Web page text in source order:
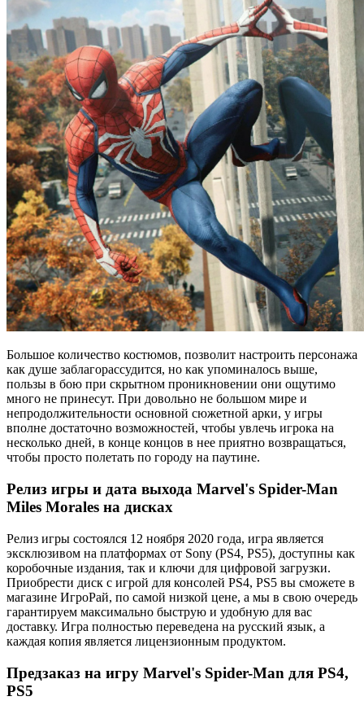
Большое количество костюмов, позволит настроить персонажа
как душе заблагорассудится, но как упоминалось выше,
пользы в бою при скрытном проникновении они ощутимо
много не принесут. При довольно не большом мире и
непродолжительности основной сюжетной арки, у игры
вполне достаточно возможностей, чтобы увлечь игрока на
несколько дней, в конце концов в нее приятно возвращаться,
чтобы просто полетать по городу на паутине.
Релиз игры и дата выхода Marvel's Spider-Man
Miles Morales на дисках
Релиз игры состоялся 12 ноября 2020 года, игра является
эксклюзивом на платформах от Sony (PS4, PS5), доступны как
коробочные издания, так и ключи для цифровой загрузки.
Приобрести диск с игрой для консолей PS4, PS5 вы сможете в
магазине ИгроРай, по самой низкой цене, а мы в свою очередь
гарантируем максимально быструю и удобную для вас
доставку. Игра полностью переведена на русский язык, а
каждая копия является лицензионным продуктом.
Предзаказ на игру Marvel's Spider-Man для PS4,
PS5